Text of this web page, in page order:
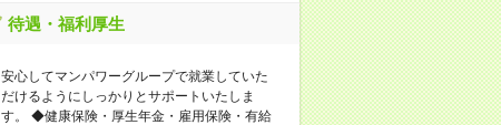
待遇・福利厚生
安心してマンパワーグループで就業していた
だけるようにしっかりとサポートいたしま
す。 ◆健康保険・厚生年金・雇用保険・有給